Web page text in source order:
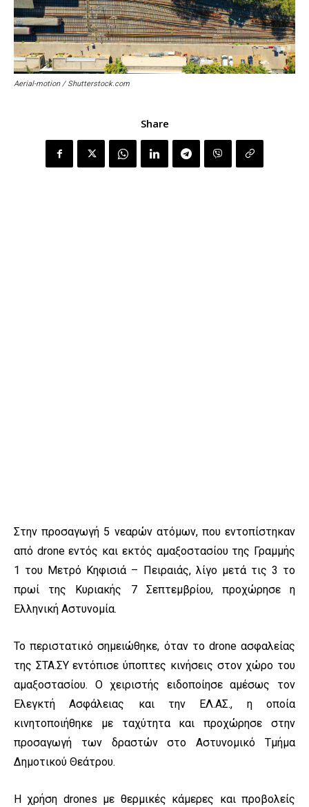
Aerial-motion / Shutterstock.com
Share
Στην προσαγωγή 5 νεαρών ατόμων, που εντοπίστηκαν
από drone εντός και εκτός αμαξοστασίου της Γραμμής
1 του Μετρό Κηφισιά – Πειραιάς, λίγο μετά τις 3 το
πρωί της Κυριακής 7 Σεπτεμβρίου, προχώρησε η
Ελληνική Αστυνομία.
Το περιστατικό σημειώθηκε, όταν το drone ασφαλείας
της ΣΤΑ.ΣΥ εντόπισε ύποπτες κινήσεις στον χώρο του
αμαξοστασίου. Ο χειριστής ειδοποίησε αμέσως τον
Ελεγκτή Ασφάλειας και την ΕΛ.ΑΣ., η οποία
κινητοποιήθηκε με ταχύτητα και προχώρησε στην
προσαγωγή των δραστών στο Αστυνομικό Τμήμα
Δημοτικού Θεάτρου.
Η χρήση drones με θερμικές κάμερες και προβολείς